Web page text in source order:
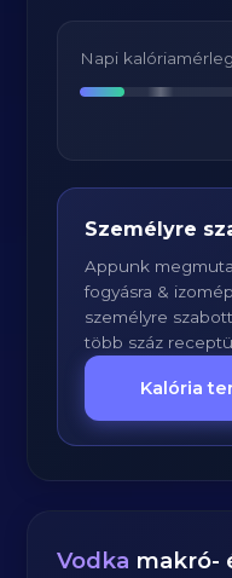
Napi kalóriamérleg
Személyre
Appunk
fogyásra &
személyre
több száz
Kalória
Vodka makró-